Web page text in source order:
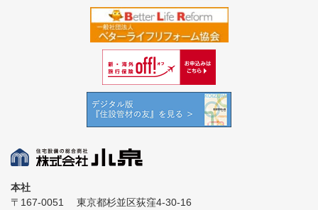
本社
〒167-0051
東京都杉並区荻窪4-30-16